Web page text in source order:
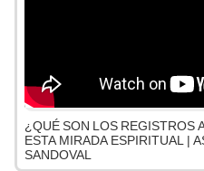
¿QUÉ SON LOS REGISTROS
ESTA MIRADA ESPIRITUAL |
SANDOVAL